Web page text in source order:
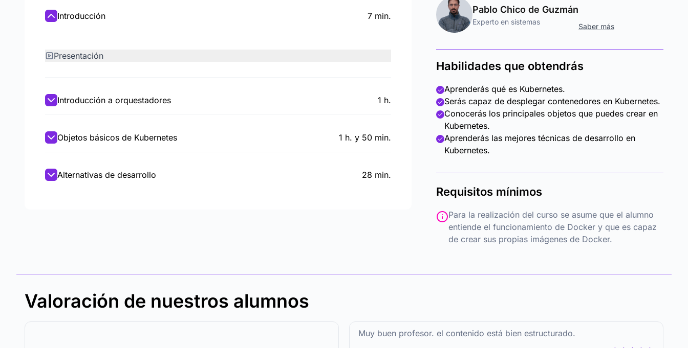
Pablo Chico de Guzmán
Experto en sistemas
Saber más
Introducción 7 min.
Presentación
Introducción a orquestadores 1 h.
Objetos básicos de Kubernetes 1 h. y 50 min.
Alternativas de desarrollo 28 min.
Habilidades que obtendrás
Aprenderás qué es Kubernetes.
Serás capaz de desplegar contenedores en Kubernetes.
Conocerás los principales objetos que puedes crear en
Kubernetes.
Aprenderás las mejores técnicas de desarrollo en
Kubernetes.
Requisitos mínimos
Para la realización del curso se asume que el alumno
entiende el funcionamiento de Docker y que es capaz
de crear sus propias imágenes de Docker.
Valoración de nuestros alumnos
Muy buen profesor. el contenido está bien estructurado.